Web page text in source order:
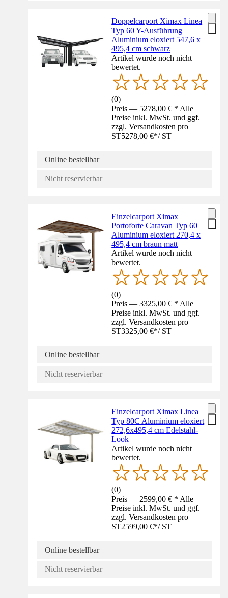
Doppelcarport Ximax Linea
Typ 60 Y-Ausführung
Aluminium eloxiert 547,6 x
495,4 cm schwarz
Artikel wurde noch nicht
bewertet.
(0)
Preis — 5278,00 € * Alle
Preise inkl. MwSt. und ggf.
zzgl. Versandkosten pro
ST5278,00 €*/ ST
Online bestellbar
Nicht reservierbar
Einzelcarport Ximax
Portoforte Caravan Typ 60
Aluminium eloxiert 270,4 x
495,4 cm braun matt
Artikel wurde noch nicht
bewertet.
(0)
Preis — 3325,00 € * Alle
Preise inkl. MwSt. und ggf.
zzgl. Versandkosten pro
ST3325,00 €*/ ST
Online bestellbar
Nicht reservierbar
Einzelcarport Ximax Linea
Typ 80C Aluminium eloxiert
272,6x495,4 cm Edelstahl-
Look
Artikel wurde noch nicht
bewertet.
(0)
Preis — 2599,00 € * Alle
Preise inkl. MwSt. und ggf.
zzgl. Versandkosten pro
ST2599,00 €*/ ST
Online bestellbar
Nicht reservierbar